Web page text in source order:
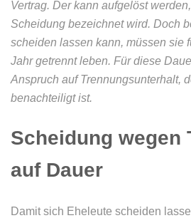
Vertrag. Der kann aufgelöst
Scheidung bezeichnet wird. Doch
scheiden lassen kann, müssen sie
Jahr getrennt leben. Für diese
Anspruch auf Trennungsunterhalt,
benachteiligt ist.
Scheidung wegen
auf Dauer
Damit sich Eheleute scheiden